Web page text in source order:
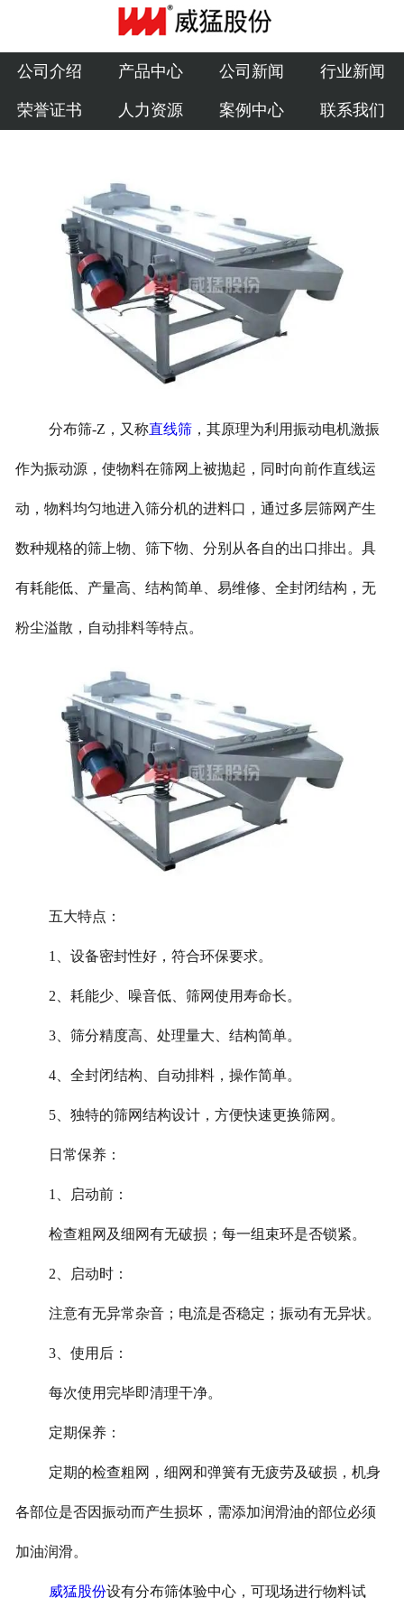
公司介绍
产品中心
公司新闻
人力资源
案例中心
联系我们
公司介绍 产品中心 公司新闻 行业新闻
荣誉证书 人力资源 案例中心 联系我们
分布筛-Z，又称直线筛，其原理为利用振动电机激振
作为振动源，使物料在筛网上被抛起，同时向前作直线运
动，物料均匀地进入筛分机的进料口，通过多层筛网产生
数种规格的筛上物、筛下物、分别从各自的出口排出。具
有耗能低、产量高、结构简单、易维修、全封闭结构，无
粉尘溢散，自动排料等特点。
五大特点：
1、设备密封性好，符合环保要求。
2、耗能少、噪音低、筛网使用寿命长。
3、筛分精度高、处理量大、结构简单。
4、全封闭结构、自动排料，操作简单。
5、独特的筛网结构设计，方便快速更换筛网。
日常保养：
1、启动前：
检查粗网及细网有无破损；每一组束环是否锁紧。
2、启动时：
注意有无异常杂音；电流是否稳定； 振动有无异状。
3、使用后：
每次使用完毕即清理干净。
定期保养：
定期的检查粗网，细网和弹簧有无疲劳及破损，机身
各部位是否因振动而产生损坏，需添加润滑油的部位必须
加油润滑。
威猛股份设有分布筛体验中心，可现场进行物料试